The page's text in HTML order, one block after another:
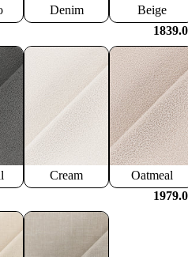
Denim
Beige
Cream
Oatmeal